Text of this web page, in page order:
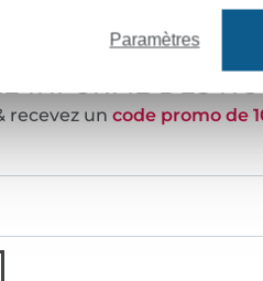
INFORMÉ DES
recevez un code promo de
Paramètres